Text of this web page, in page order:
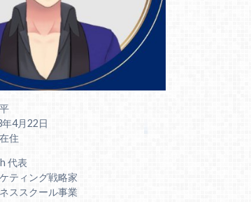
4月22日
住
代表
ティング戦略家
ススクール事業